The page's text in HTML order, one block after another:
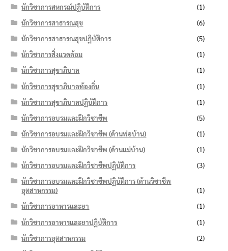
นักวิชาการสหกรณ์ปฏิบัติการ
(1)
นักวิชาการสาธารณสุข
(6)
นักวิชาการสาธารณสุขปฏิบัติการ
(5)
นักวิชาการสิ่งแวดล้อม
(1)
นักวิชาการสุขาภิบาล
(1)
นักวิชาการสุขาภิบาลท้องถิ่น
(1)
นักวิชาการสุขาภิบาลปฏิบัติการ
(1)
นักวิชาการอบรมและฝึกวิชาชีพ
(5)
นักวิชาการอบรมและฝึกวิชาชีพ (ด้านพ่อบ้าน)
(1)
นักวิชาการอบรมและฝึกวิชาชีพ (ด้านแม่บ้าน)
(1)
นักวิชาการอบรมและฝึกวิชาชีพปฏิบัติการ
(3)
นักวิชาการอบรมและฝึกวิชาชีพปฏิบัติการ (ด้านวิชาชีพ
อุตสาหกรรม)
(1)
นักวิชาการอาหารและยา
(1)
นักวิชาการอาหารและยาปฏิบัติการ
(1)
นักวิชาการอุตสาหกรรม
(2)